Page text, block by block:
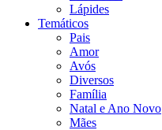
Lápides
Temáticos
Pais
Amor
Avós
Diversos
Família
Natal e Ano Novo
Mães